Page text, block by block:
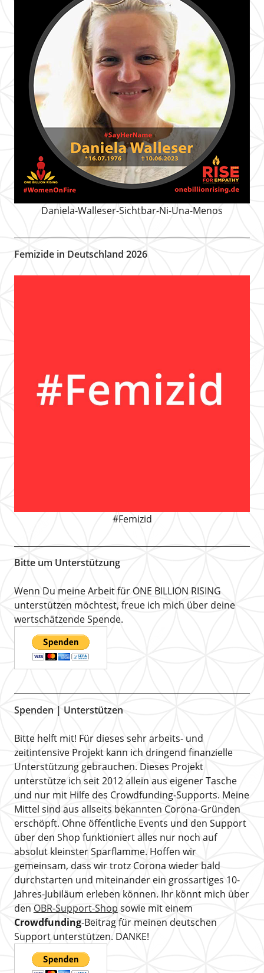
Daniela-Walleser-Sichtbar-Ni-Una-Menos
Femizide in Deutschland 2026
#Femizid
Bitte um Unterstützung
Wenn Du meine Arbeit für ONE BILLION RISING
unterstützen möchtest, freue ich mich über deine
wertschätzende Spende.
Spenden | Unterstützen
Bitte helft mit! Für dieses sehr arbeits- und
zeitintensive Projekt kann ich dringend finanzielle
Unterstützung gebrauchen. Dieses Projekt
unterstütze ich seit 2012 allein aus eigener Tasche
und nur mit Hilfe des Crowdfunding-Supports. Meine
Mittel sind aus allseits bekannten Corona-Gründen
erschöpft. Ohne öffentliche Events und den Support
über den Shop funktioniert alles nur noch auf
absolut kleinster Sparflamme. Hoffen wir
gemeinsam, dass wir trotz Corona wieder bald
durchstarten und miteinander ein grossartiges 10-
Jahres-Jubiläum erleben können. Ihr könnt mich über
den OBR-Support-Shop sowie mit einem
Crowdfunding-Beitrag für meinen deutschen
Support unterstützen. DANKE!